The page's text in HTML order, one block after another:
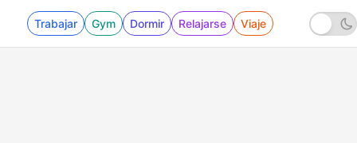
Trabajar Gym Dormir Relajarse Viaje